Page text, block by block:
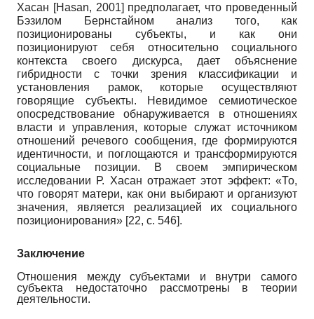
Хасан [Hasan, 2001] предполагает, что проведенный
Бэзилом Бернстайном анализ того, как
позиционированы субъекты, и как они
позиционируют себя относительно социального
контекста своего дискурса, дает объяснение
гибридности с точки зрения классификации и
установления рамок, которые осуществляют
говорящие субъекты. Невидимое семиотическое
опосредствование обнаруживается в отношениях
власти и управления, которые служат источником
отношений речевого сообщения, где формируются
идентичности, и поглощаются и трансформируются
социальные позиции. В своем эмпирическом
исследовании Р. Хасан отражает этот эффект: «То,
что говорят матери, как они выбирают и организуют
значения, является реализацией их социального
позиционирования» [22, с. 546].
Заключение
Отношения между субъектами и внутри самого
субъекта недостаточно рассмотрены в теории
деятельности.